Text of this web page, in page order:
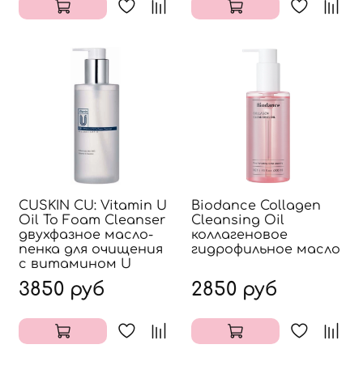
CUSKIN CU: Vitamin U
Oil To Foam Cleanser
двухфазное масло-
пенка для очищения
с витамином U
3850 руб
Biodance Collagen
Cleansing Oil
коллагеновое
гидрофильное масло
2850 руб